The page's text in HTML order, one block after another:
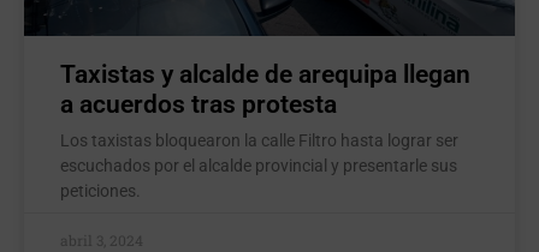
Taxistas y alcalde de arequipa llegan
a acuerdos tras protesta
Los taxistas bloquearon la calle Filtro hasta lograr ser
escuchados por el alcalde provincial y presentarle sus
peticiones.
abril 3, 2024